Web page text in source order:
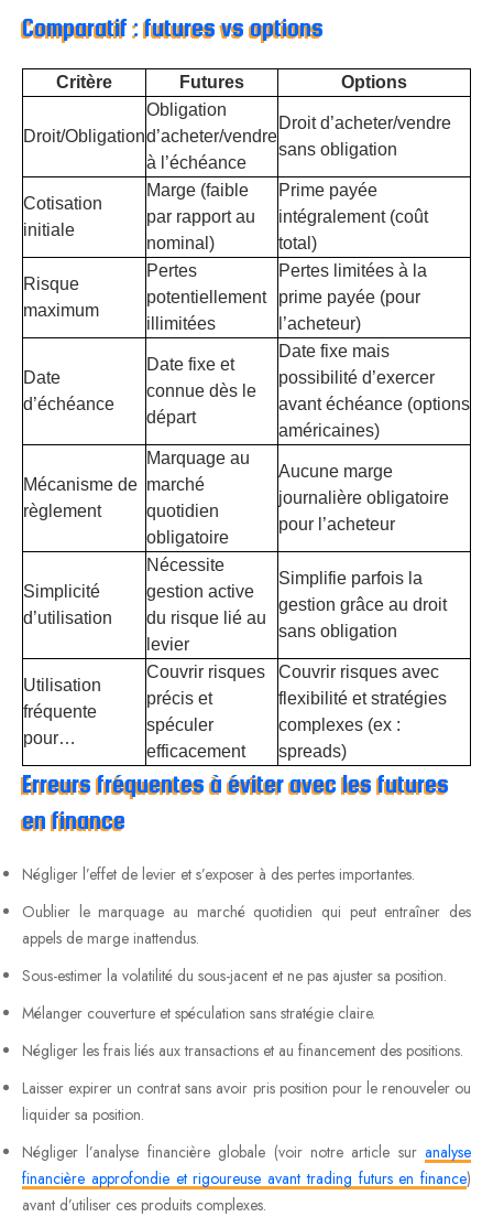
Comparatif : futures vs options
Critère Futures Options
Droit/Obligation
Obligation
d’acheter/vendre
à l’échéance
Droit d’acheter/vendre
sans obligation
Cotisation
initiale
Marge (faible
par rapport au
nominal)
Prime payée
intégralement (coût
total)
Risque
maximum
Pertes
potentiellement
illimitées
Pertes limitées à la
prime payée (pour
l’acheteur)
Date
d’échéance
Date fixe et
connue dès le
départ
Date fixe mais
possibilité d’exercer
avant échéance (options
américaines)
Mécanisme de
règlement
Marquage au
marché
quotidien
obligatoire
Aucune marge
journalière obligatoire
pour l’acheteur
Simplicité
d’utilisation
Nécessite
gestion active
du risque lié au
levier
Simplifie parfois la
gestion grâce au droit
sans obligation
Utilisation
fréquente
pour…
Couvrir risques
précis et
spéculer
efficacement
Couvrir risques avec
flexibilité et stratégies
complexes (ex :
spreads)
Erreurs fréquentes à éviter avec les futures
en finance
Négliger l’effet de levier et s’exposer à des pertes importantes.
Oublier le marquage au marché quotidien qui peut entraîner des
appels de marge inattendus.
Sous-estimer la volatilité du sous-jacent et ne pas ajuster sa position.
Mélanger couverture et spéculation sans stratégie claire.
Négliger les frais liés aux transactions et au financement des positions.
Laisser expirer un contrat sans avoir pris position pour le renouveler ou
liquider sa position.
Négliger l’analyse financière globale (voir notre article sur analyse
financière approfondie et rigoureuse avant trading futurs en finance)
avant d’utiliser ces produits complexes.